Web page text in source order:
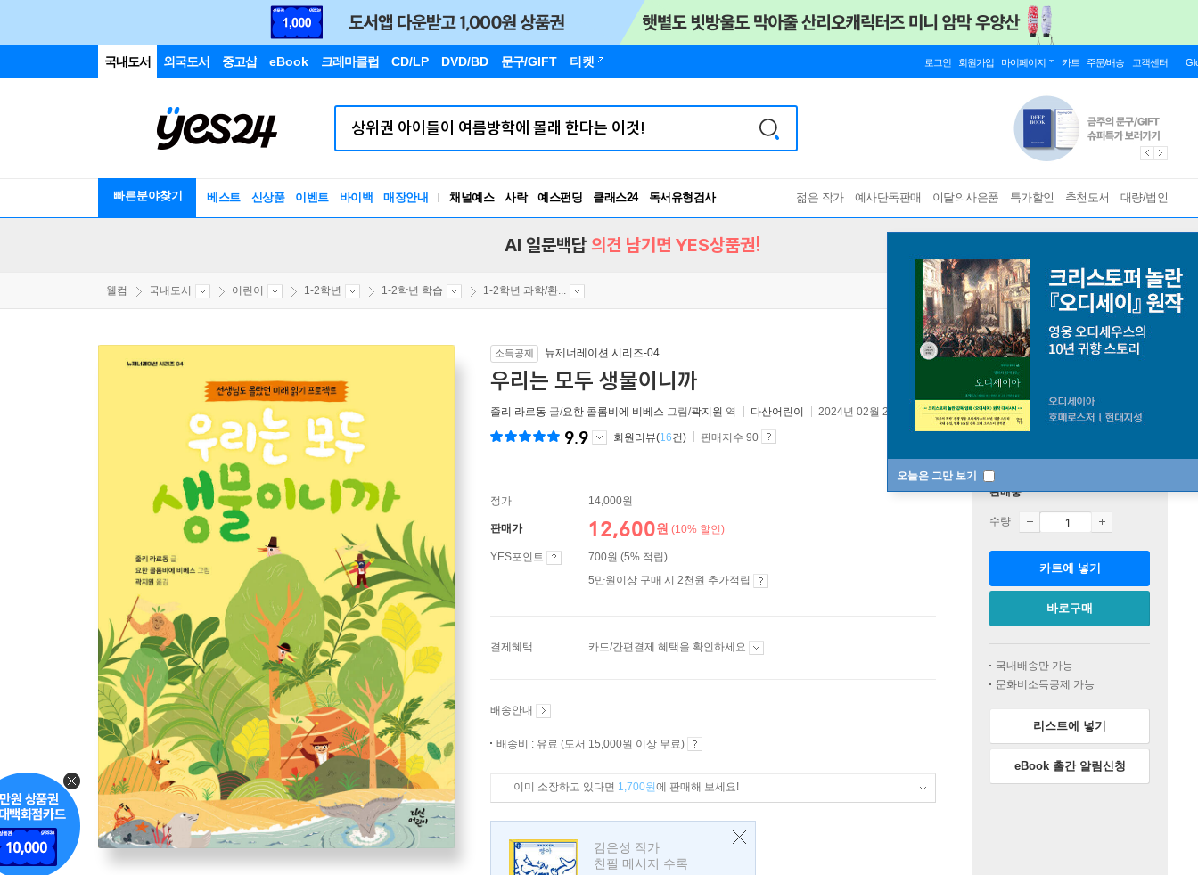
국내도서 외국도서 중고샵 eBook 크레마클럽 CD/LP DVD/BD 문구/GIFT 티켓 로그인 회원가입 마이페이지 카트 주문/배송 고객센터
빠른분야찾기 베스트 신상품 이벤트 바이백 매장안내 채널예스 사락 예스펀딩 클래스24
독서유형검사
RBTI Lab
젊은 작가 예사단독판매 이달의사은품 특가할인 추천도서 대량/법인
오늘은 그만 보기
AI 일문백답 의견 남기면 YES상품권!
웰컴 국내도서 어린이 1-2학년 1-2학년 학습 1-2학년 과학/환...
소득공제 뉴제너레이션 시리즈-04
우리는 모두 생물이니까
줄리 라르동 글/요한 콜롬비에 비베스 그림/곽지원 역 다산어린이 2024년 02월 27일
9.9 회원리뷰(16건) 판매지수 90
정가 14,000원
판매가 12,600원 (10% 할인)
YES포인트
700원 (5% 적립)
5만원이상 구매 시 2천원 추가적립
결제혜택 카드/간편결제 혜택을 확인하세요
배송안내
배송비 : 유료 (도서 15,000원 이상 무료)
이미 소장하고 있다면 1,700원에 판매해 보세요!
김은성 작가
친필 메시지 수록
판매중
수량
카트에 넣기
바로구매
국내배송만 가능
문화비소득공제 가능
리스트에 넣기
eBook 출간 알림신청